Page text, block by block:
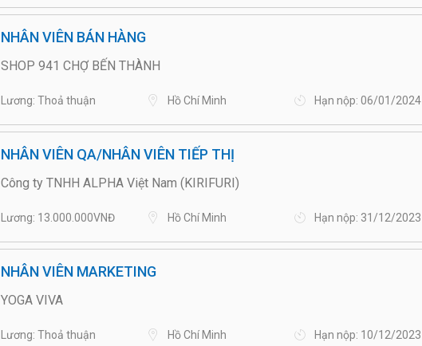
NHÂN VIÊN BÁN HÀNG
SHOP 941 CHỢ BẾN THÀNH
Lương: Thoả thuận Hồ Chí Minh Hạn nộp: 06/01/2024
NHÂN VIÊN QA/NHÂN VIÊN TIẾP THỊ
Công ty TNHH ALPHA Việt Nam (KIRIFURI)
Lương: 13.000.000VNĐ Hồ Chí Minh Hạn nộp: 31/12/2023
NHÂN VIÊN MARKETING
YOGA VIVA
Lương: Thoả thuận Hồ Chí Minh Hạn nộp: 10/12/2023